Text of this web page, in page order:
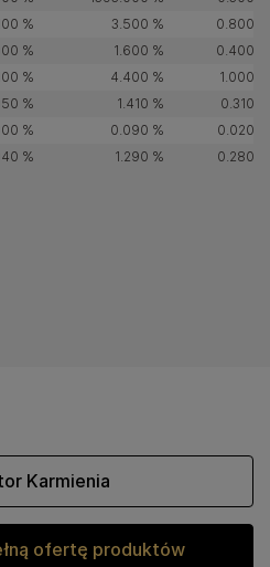
% 3.500 %
0.800 g
% 1.600 %
0.400 g
% 4.400 %
1.000 g
% 1.410 %
0.310 g
% 0.090 %
0.020 g
% 1.290 % 0.280 g
ofertę produktów
Karmienia